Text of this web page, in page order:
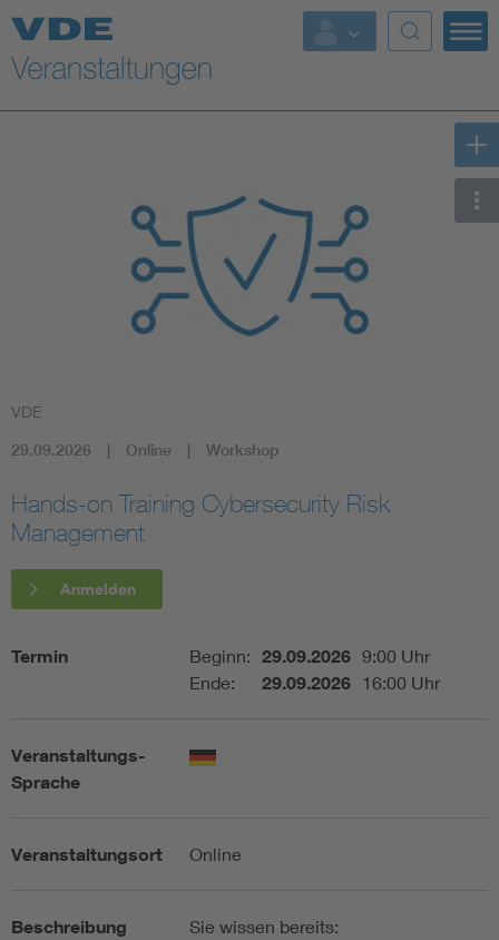
Top Themen
Fokusthemen
AI & Digital Trust
Assisted Living
Electromobility
Energy efficiency
Functional safety
VDE
29.09.2026 Online Workshop
Hands-on Training Cybersecurity Risk
Management
Anmelden
Termin Beginn: 29.09.2026 9:00 Uhr
Ende:
29.09.2026 16:00 Uhr
Veranstaltungs-
Sprache
Veranstaltungsort Online
Beschreibung
Sie wissen bereits: